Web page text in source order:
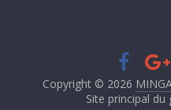
Copyright © 2026
Site principal du